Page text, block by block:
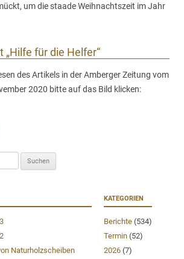
um die staade Weihnachtszeit im Jahr
für die Helfer“
des Artikels in der Amberger Zeitung vom
2020 bitte auf das Bild klicken:
Naturholzscheiben
KATEGORIEN
Berichte (534)
Termin (52)
2026 (7)